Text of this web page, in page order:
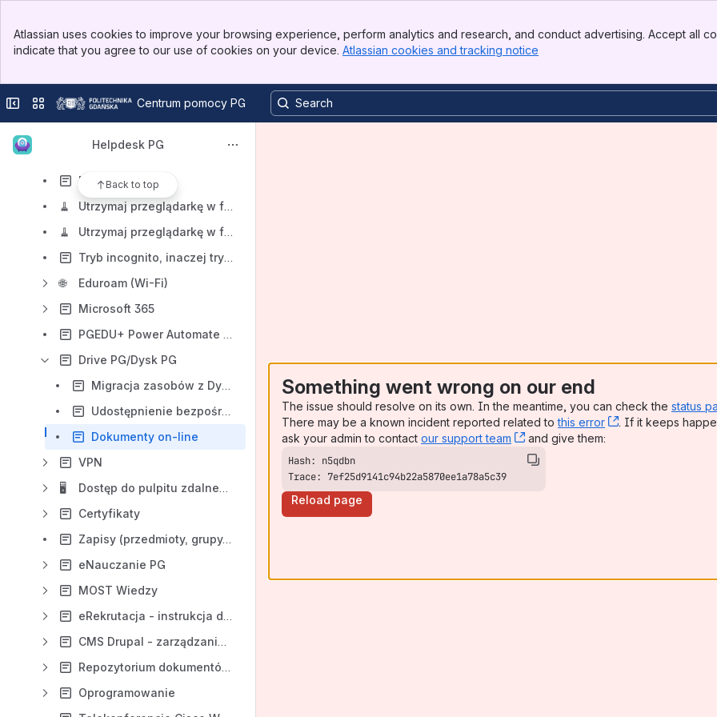
Top Bar
Sidebar
Atlassian uses cookies to improve your browsing experience, perform analytics and research, and conduct advertising. Accept all
indicate that you agree to our use of cookies on your device. Atlassian cookies and tracking notice
Collapse sidebar
Switch sites or appsCentrum pomocy PG
Helpdesk PG
Back to top
Szkoła Doktorska - przesyłanie danych doktoranta z systemu Moja PG do systemu kadrowo-płacowego TETA
Szkoła Doktorska Wdrożeniowa - przesyłanie danych doktoranta z systemu Moja PG do systemu kadrowo - płacowego TETA
Dostępy do systemów
Moja PG
FAQ
🧹
Utrzymaj przeglądarkę w formie: ciasteczka i aktualizacje w 1 minutę
🧹
Utrzymaj przeglądarkę w formie: pamięć podręczna
Tryb incognito, inaczej tryb prywatny
🌐
Eduroam (Wi-Fi)
Microsoft 365
PGEDU+ Power Automate - instrukcja
Drive PG/Dysk PG
Migracja zasobów z Dysku PG (Drive PG - ownCloud) do MS OneDrive
Udostępnienie bezpośrednie zasobu lub poprzez link publiczny
Dokumenty on-line
VPN
🖥️
Dostęp do pulpitu zdalnego aplikacji TETA
Certyfikaty
Zapisy (przedmioty, grupy, kursy podrzędne)
eNauczanie PG
MOST Wiedzy
eRekrutacja - instrukcja dla kandydata
CMS Drupal - zarządzanie uczelnianymi stronami internetowymi
Repozytorium dokumentów (Alfresco)
Oprogramowanie
Something went wrong on our end
The issue should resolve on its own. In the meantime, you can check the status
There may be a known incident reported related tothis error , (opens new
. If it keeps
ask your admin to contact our support team , (opens new window)
and give them:
Trace: 7ef25d9141c94b22a5870ee1a78a5c39
Reload page